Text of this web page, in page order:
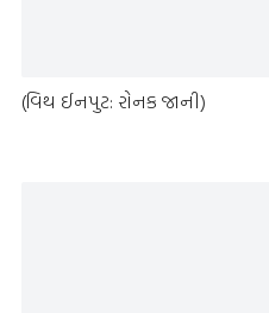
(વિથ ઈનપુટ: રોનક જાની)